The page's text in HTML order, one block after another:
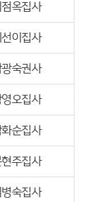
점옥집사
선이집사
숙권사
영오집사
화순집사
주집사
병숙집사